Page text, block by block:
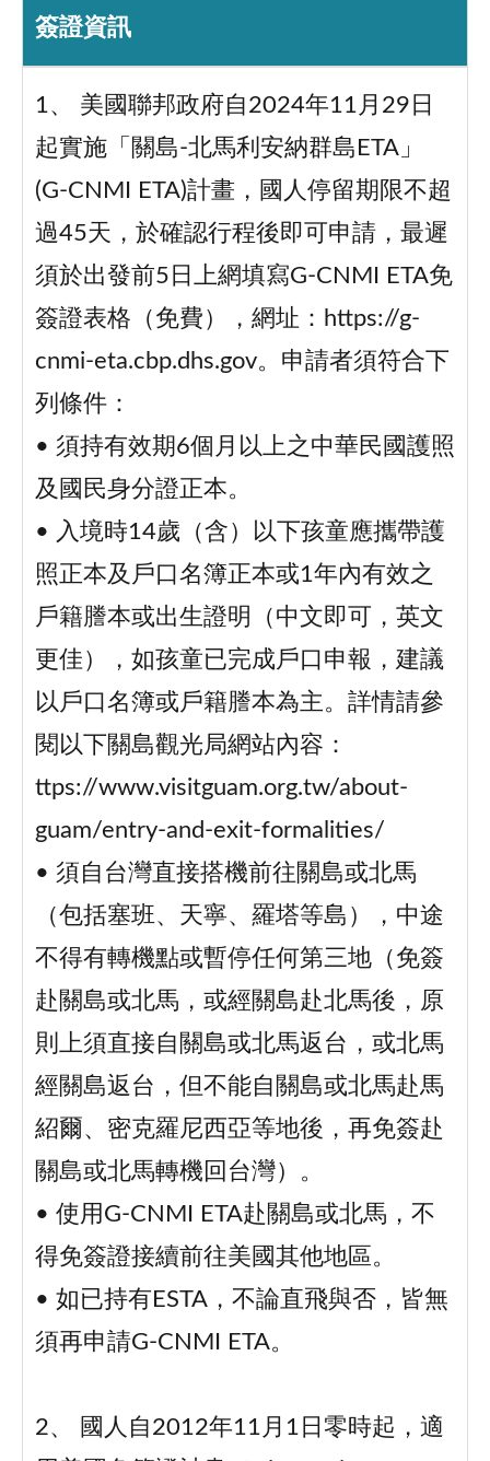
簽證資訊
1、 美國聯邦政府自2024年11月29日
起實施「關島-北馬利安納群島ETA」
(G-CNMI ETA)計畫，國人停留期限不超
過45天，於確認行程後即可申請，最遲
須於出發前5日上網填寫G-CNMI ETA免
簽證表格（免費），網址：https://g-
cnmi-eta.cbp.dhs.gov。申請者須符合下
列條件：
• 須持有效期6個月以上之中華民國護照
及國民身分證正本。
• 入境時14歲（含）以下孩童應攜帶護
照正本及戶口名簿正本或1年內有效之
戶籍謄本或出生證明（中文即可，英文
更佳），如孩童已完成戶口申報，建議
以戶口名簿或戶籍謄本為主。詳情請參
閱以下關島觀光局網站內容：
ttps://www.visitguam.org.tw/about-
guam/entry-and-exit-formalities/
• 須自台灣直接搭機前往關島或北馬
（包括塞班、天寧、羅塔等島），中途
不得有轉機點或暫停任何第三地（免簽
赴關島或北馬，或經關島赴北馬後，原
則上須直接自關島或北馬返台，或北馬
經關島返台，但不能自關島或北馬赴馬
紹爾、密克羅尼西亞等地後，再免簽赴
關島或北馬轉機回台灣）。
• 使用G-CNMI ETA赴關島或北馬，不
得免簽證接續前往美國其他地區。
• 如已持有ESTA，不論直飛與否，皆無
須再申請G-CNMI ETA。
2、 國人自2012年11月1日零時起，適